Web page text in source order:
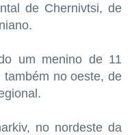
de Chernivtsi, de
um menino de 11
no oeste, de
no nordeste da